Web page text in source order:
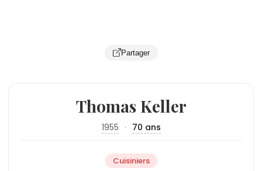
Partager
Thomas Keller
1955 · 70 ans
Cuisiniers